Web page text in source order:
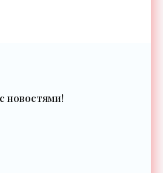
новостями!